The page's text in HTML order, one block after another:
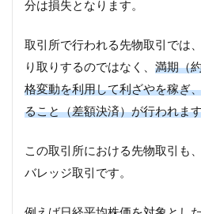
分は損失となります。
取引所で行われる先物取引では
り取りするのではなく、 満期（
格変動を利用して利ざやを稼ぎ
ること（差額決済）が行われま
この取引所における先物取引も
バレッジ取引です。